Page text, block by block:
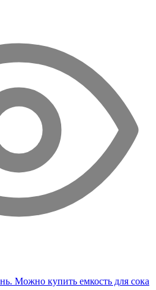
Можно купить емкость для сока